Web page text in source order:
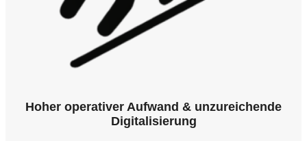
Hoher operativer Aufwand & unzureichende
Digitalisierung